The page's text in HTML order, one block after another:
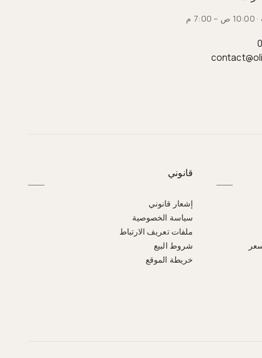
م
قانوني
إشعار قانوني
سياسة الخصوصية
ملفات تعريف الارتباط
شروط البيع
خريطة الموقع